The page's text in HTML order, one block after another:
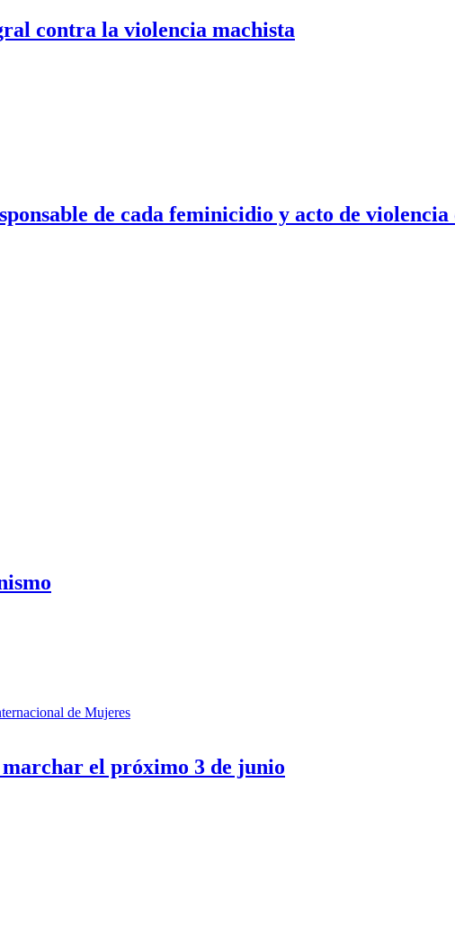
contra la violencia machista
de cada feminicidio y acto de
de Mujeres
el próximo 3 de junio